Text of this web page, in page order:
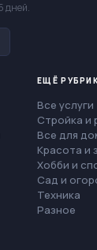
дней.
ЕЩЁ
Все услуги
Стройка и
Все для
Красота и
Хобби и
Сад и
Техника
Разное